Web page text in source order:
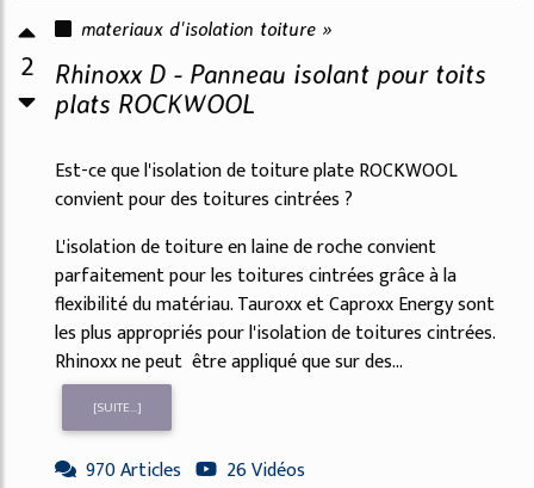
2
materiaux d'isolation toiture »
Rhinoxx D - Panneau isolant pour toits
plats ROCKWOOL
Est-ce que l'isolation de toiture plate ROCKWOOL
convient pour des toitures cintrées ?
L'isolation de toiture en laine de roche convient
parfaitement pour les toitures cintrées grâce à la
flexibilité du matériau. Tauroxx et Caproxx Energy sont
les plus appropriés pour l'isolation de toitures cintrées.
Rhinoxx ne peut être appliqué que sur des...
[SUITE...]
970 Articles 26 Vidéos